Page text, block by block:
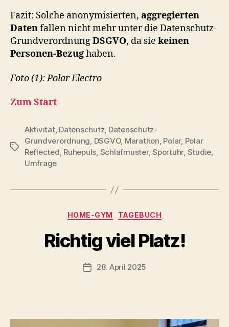
Fazit: Solche anonymisierten, aggregierten
Datenfallen nicht mehr unter die Datenschutz-
GrundverordnungDSGVO, da sie keinen
Personen-Bezughaben.
Foto (1): Polar Electro
Zum Start
Schlagwörter
Aktivität, Datenschutz, Datenschutz-
Grundverordnung, DSGVO, Marathon, Polar, Polar
Reflected, Ruhepuls, Schlafmuster,Sportuhr, Studie,
Umfrage
Kategorien
HOME-GYM TAGEBUCH
Richtig viel Platz!
Beitragsautor
o
-
c
n
Beitragsdatum
28. April 2025